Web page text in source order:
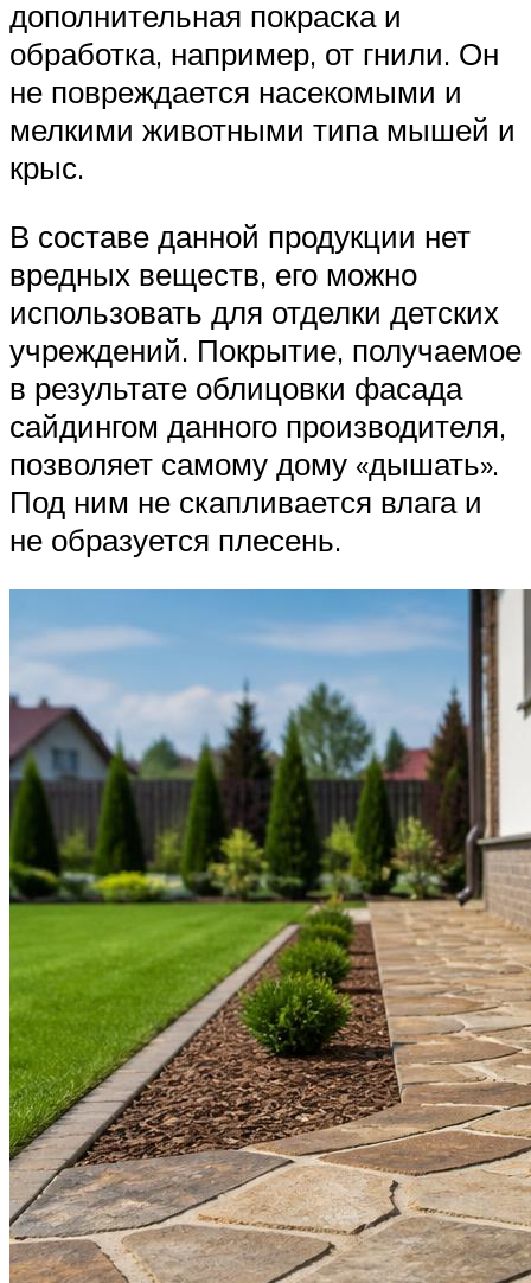
дополнительная покраска и
обработка, например, от гнили. Он
не повреждается насекомыми и
мелкими животными типа мышей и
крыс.
В составе данной продукции нет
вредных веществ, его можно
использовать для отделки детских
учреждений. Покрытие, получаемое
в результате облицовки фасада
сайдингом данного производителя,
позволяет самому дому «дышать».
Под ним не скапливается влага и
не образуется плесень.